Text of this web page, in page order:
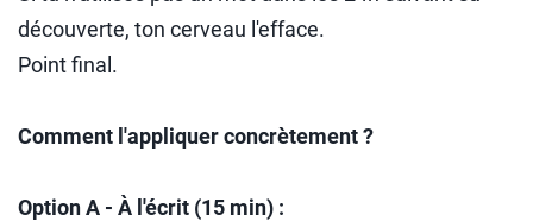
découverte, ton cerveau l'efface.
Point final.
Comment l'appliquer concrètement ?
Option A - À l'écrit (15 min) :